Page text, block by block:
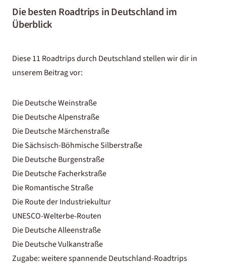
Die besten Roadtrips in Deutschland im
Überblick
Diese 11 Roadtrips durch Deutschland stellen wir dir in
unserem Beitrag vor:
Die Deutsche Weinstraße
Die Deutsche Alpenstraße
Die Deutsche Märchenstraße
Die Sächsisch-Böhmische Silberstraße
Die Deutsche Burgenstraße
Die Deutsche Facherkstraße
Die Romantische Straße
Die Route der Industriekultur
UNESCO-Welterbe-Routen
Die Deutsche Alleenstraße
Die Deutsche Vulkanstraße
Zugabe: weitere spannende Deutschland-Roadtrips